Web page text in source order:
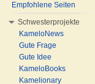
Empfohlene Seiten
Schwesterprojekte
KameloNews
Gute Frage
Gute Idee
KameloBooks
Kamelionary